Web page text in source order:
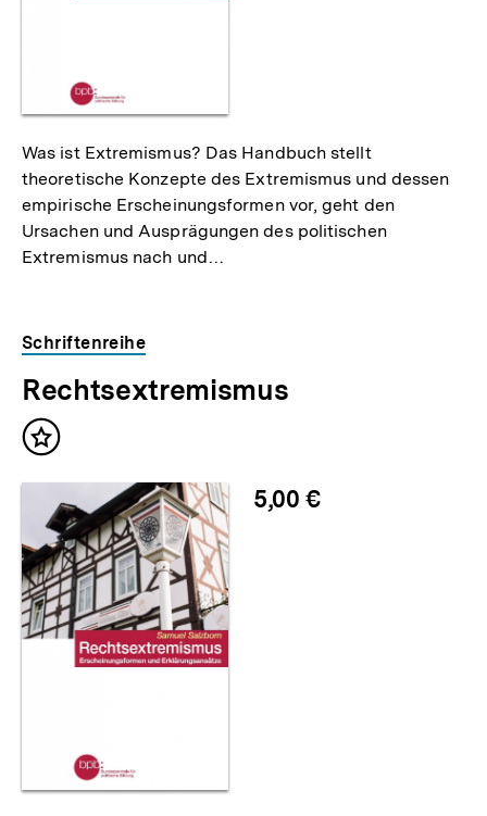
Was ist Extremismus? Das Handbuch stellt
theoretische Konzepte des Extremismus und dessen
empirische Erscheinungsformen vor, geht den
Ursachen und Ausprägungen des politischen
Extremismus nach und…
Schriftenreihe
Rechtsextremismus
Inhalt
5,00 €